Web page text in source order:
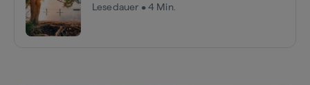
Lesedauer • 4 Min.